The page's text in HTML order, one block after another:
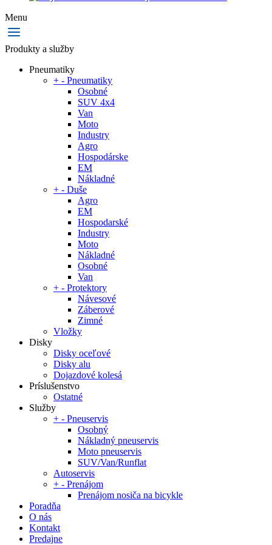
Menu
Produkty a služby
Pneumatiky
+ - Pneumatiky
Osobné
SUV 4x4
Van
Moto
Industry
Agro
Hospodárske
EM
Nákladné
+ - Duše
Agro
EM
Hospodarské
Industry
Moto
Nákladné
Osobné
Van
+ - Protektory
Návesové
Záberové
Zimné
Vložky
Disky
Disky oceľové
Disky alu
Dojazdové kolesá
Príslušenstvo
Ostatné
Služby
+ - Pneuservis
Osobný
Nákladný pneuservis
Moto pneuservis
SUV/Van/Runflat
Autoservis
+ - Prenájom
Prenájom nosiča na bicykle
Poradňa
O nás
Kontakt
Predajne